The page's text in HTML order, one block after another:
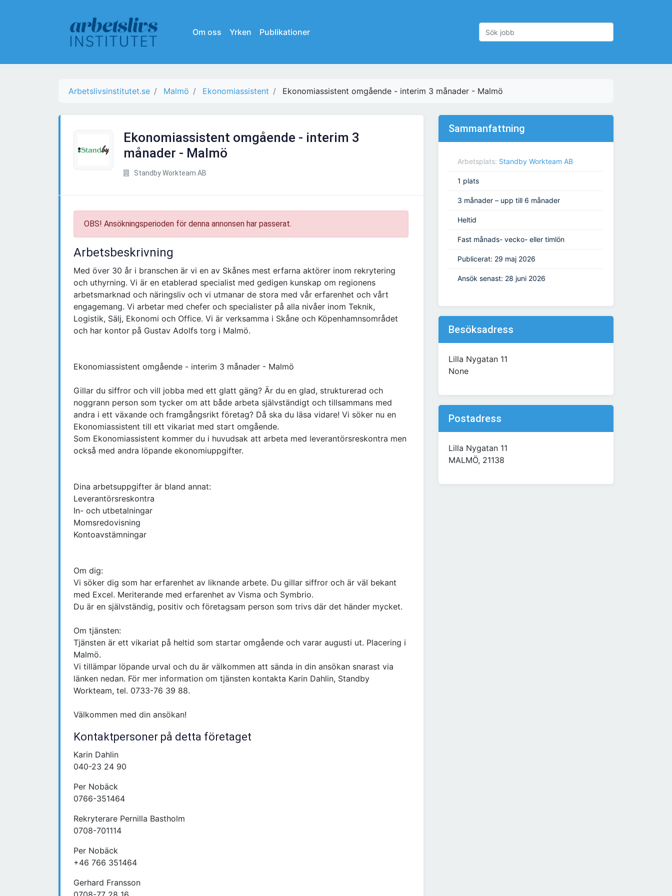
Om oss Yrken Publikationer
Arbetslivsinstitutet.se Malmö Ekonomiassistent Ekonomiassistent omgående - interim 3 månader - Malmö
Ekonomiassistent omgående - interim 3
månader - Malmö
Standby Workteam AB
OBS! Ansökningsperioden för denna annonsen har passerat.
Arbetsbeskrivning
Med över 30 år i branschen är vi en av Skånes mest erfarna aktörer inom rekrytering
och uthyrning. Vi är en etablerad specialist med gedigen kunskap om regionens
arbetsmarknad och näringsliv och vi utmanar de stora med vår erfarenhet och vårt
engagemang. Vi arbetar med chefer och specialister på alla nivåer inom Teknik,
Logistik, Sälj, Ekonomi och Office. Vi är verksamma i Skåne och Köpenhamnsområdet
och har kontor på Gustav Adolfs torg i Malmö.
Ekonomiassistent omgående - interim 3 månader - Malmö
Gillar du siffror och vill jobba med ett glatt gäng? Är du en glad, strukturerad och
noggrann person som tycker om att både arbeta självständigt och tillsammans med
andra i ett växande och framgångsrikt företag? Då ska du läsa vidare! Vi söker nu en
Ekonomiassistent till ett vikariat med start omgående.
Som Ekonomiassistent kommer du i huvudsak att arbeta med leverantörsreskontra men
också med andra löpande ekonomiuppgifter.
Dina arbetsuppgifter är bland annat:
Leverantörsreskontra
In- och utbetalningar
Momsredovisning
Kontoavstämningar
Om dig:
Vi söker dig som har erfarenhet av liknande arbete. Du gillar siffror och är väl bekant
med Excel. Meriterande med erfarenhet av Visma och Symbrio.
Du är en självständig, positiv och företagsam person som trivs där det händer mycket.
Om tjänsten:
Tjänsten är ett vikariat på heltid som startar omgående och varar augusti ut. Placering i
Malmö.
Vi tillämpar löpande urval och du är välkommen att sända in din ansökan snarast via
länken nedan. För mer information om tjänsten kontakta Karin Dahlin, Standby
Workteam, tel. 0733-76 39 88.
Välkommen med din ansökan!
Kontaktpersoner på detta företaget
Karin Dahlin
040-23 24 90
Per Nobäck
0766-351464
Rekryterare Pernilla Bastholm
0708-701114
Per Nobäck
+46 766 351464
Gerhard Fransson
Sammanfattning
Arbetsplats: Standby Workteam AB
1 plats
3 månader – upp till 6 månader
Heltid
Fast månads- vecko- eller timlön
Publicerat: 29 maj 2026
Ansök senast: 28 juni 2026
Besöksadress
Lilla Nygatan 11
None
Postadress
Lilla Nygatan 11
MALMÖ, 21138